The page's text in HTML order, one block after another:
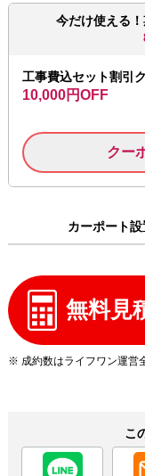
今だけ使える
工事費込セット割引
10,000円OFF
クー
カーポート
無料見
※ 成約数はライフワン運営
こ